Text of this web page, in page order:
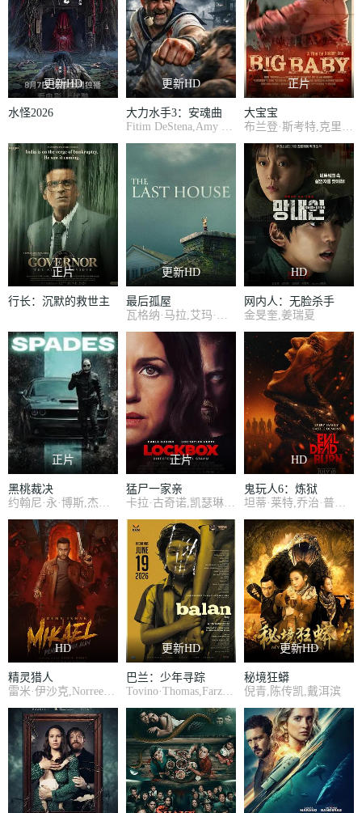
更新HD
水怪2026
更新HD
大力水手3：安魂曲
正片
大宝宝
正片
行长：沉默的救世主
更新HD
最后孤屋
HD
网内人：无脸杀手
金旻奎,姜瑞夏
正片
黑桃裁决
约翰尼·永·博斯,杰森·纳维,岛本信明
正片
猛尸一家亲
卡拉·古奇诺,凯瑟琳·伊莎贝尔,卢·泰勒·普奇,唐纳德·沙利斯,凯文·麦克纳尔蒂,Jason William Day,杰森·麦金农,罗曼·金赛拉,杰卡·博尚
HD
鬼玩人6：炼狱
坦蒂·莱特,乔治·普拉尔,亨特·杜汉,卢西安·布坎南,索海拉·雅各布,埃罗尔·尚德,维克托里·恩杜克韦,莫德·戴维,基努·卡里姆,塔皮瓦·索罗帕,格雷塔·范登布林克
HD
精灵猎人
雷米·伊沙克,Norreen Iman
更新HD
巴兰：少年寻踪
Tovino·Thomas,Farzana·Palathingal,Abhiram·Radhakrishnan
更新HD
秘境狂蟒
倪青,陈传凯,戴洱滨